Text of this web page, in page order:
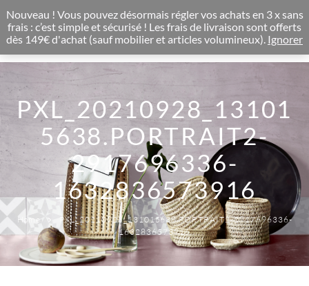
0
PXL_20210928_13101
5638.PORTRAIT2-
2917696336-
1632836573916
Home
PXL_20210928_131015638.PORTRAIT2-2917696336-
1632836573916
Nouveau ! Vous pouvez désormais régler vos achats en 3 x sans
frais : c’est simple et sécurisé ! Les frais de livraison sont offerts
dès 149€ d'achat (sauf mobilier et articles volumineux). Ignorer